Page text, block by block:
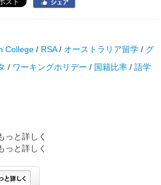
College / RSA/ オーストラリア留学 / グ
/ ワーキングホリデー / 国籍比率 / 語学
っと詳しく
っと詳しく